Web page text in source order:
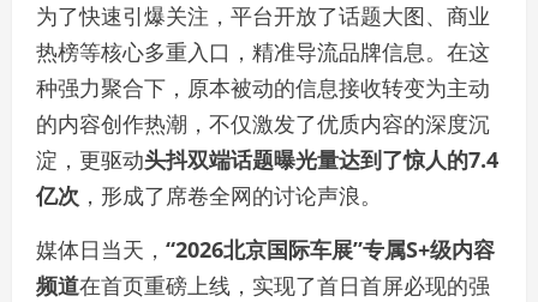
为了快速引爆关注，平台开放了话题大图、商业
热榜等核心多重入口，精准导流品牌信息。在这
种强力聚合下，原本被动的信息接收转变为主动
的内容创作热潮，不仅激发了优质内容的深度沉
淀，更驱动头抖双端话题曝光量达到了惊人的7.4
亿次 ，形成了席卷全网的讨论声浪。
媒体日当天， “2026北京国际车展”专属S+级内容
频道在首页重磅上线，实现了首日首屏必现的强